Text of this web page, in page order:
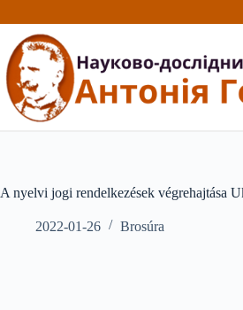
до
вмісту
A nyelvi jogi rendelkezések végrehajtása
2022-01-26 Brosúra